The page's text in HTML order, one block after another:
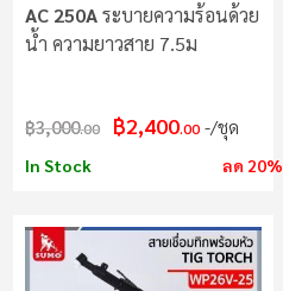
AC 250Aระบายความร้อนด้วย
น้ำ ความยาวสาย 7.5ม
฿3,000.00 ฿2,400.00 /ชุด
In Stock ลด 20%